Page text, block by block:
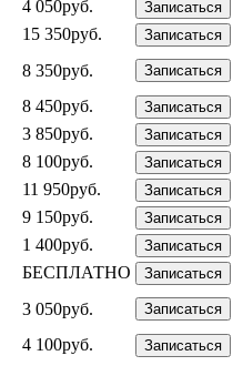
4 050руб. Записаться
15 350руб. Записаться
8 350руб. Записаться
8 450руб. Записаться
3 850руб. Записаться
8 100руб. Записаться
11 950руб. Записаться
9 150руб. Записаться
1 400руб. Записаться
БЕСПЛАТНО Записаться
3 050руб. Записаться
4 100руб. Записаться